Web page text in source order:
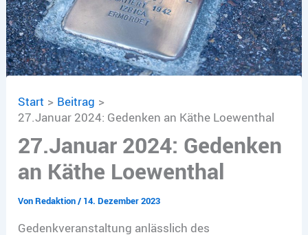
Start
Beitrag
27.Januar 2024: Gedenken an Käthe Loewenthal
27.Januar 2024: Gedenken
an Käthe Loewenthal
VonRedaktion/ 14. Dezember 2023
Gedenkveranstaltung anlässlich des